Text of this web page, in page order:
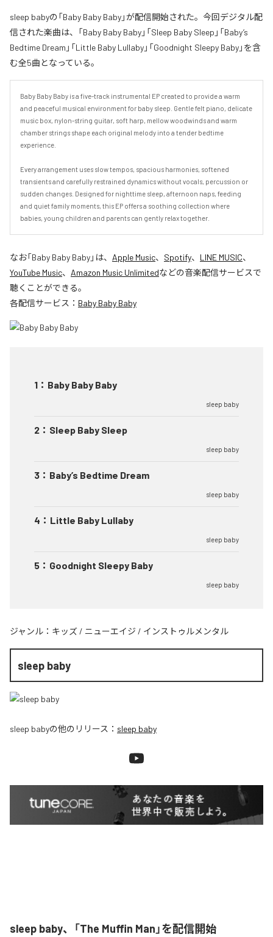
sleep babyの「Baby Baby Baby」が配信開始された。今回デジタル配
信された楽曲は、「Baby Baby Baby」「Sleep Baby Sleep」「Baby’s
Bedtime Dream」「Little Baby Lullaby」「Goodnight Sleepy Baby」を含
む全5曲となっている。
Baby Baby Baby is a five-track instrumental EP created to provide a warm
and peaceful musical environment for baby sleep. Gentle felt piano, delicate
music box, nylon-string guitar, soft harp, mellow woodwinds and warm
chamber strings shape each original melody into a tender bedtime
experience.
Every arrangement uses slow tempos, spacious harmonies, softened
transients and carefully restrained dynamics without vocals, percussion or
sudden changes. Designed for nighttime sleep, afternoon naps, feeding
and quiet family moments, this EP offers a soothing collection where
babies, young children and parents can gently relax together.
なお「Baby Baby Baby」は、 Apple Music、 Spotify、 LINE MUSIC、
YouTube Music、 Amazon Music Unlimitedなどの音楽配信サービスで
聴くことができる。
各配信サービス： Baby Baby Baby
1 ： Baby Baby Baby
sleep baby
2 ： Sleep Baby Sleep
sleep baby
3 ： Baby’s Bedtime Dream
sleep baby
4 ： Little Baby Lullaby
sleep baby
5 ： Goodnight Sleepy Baby
sleep baby
ジャンル： キッズ / ニューエイジ / インストゥルメンタル
sleep baby
sleep babyの他のリリース： sleep baby
sleep baby、「The Muffin Man」を配信開始